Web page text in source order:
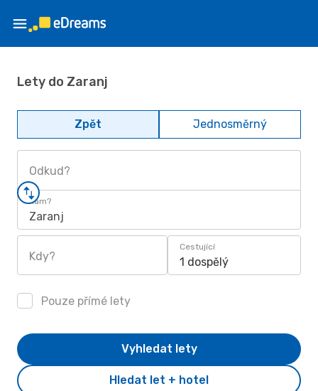
Lety do Zaranj
Zpět Jednosměrný
Odkud?
Kam?
Zaranj
Kdy?
Cestující
1 dospělý
Pouze přímé lety
Hledat let + hotel
Vyhledat lety